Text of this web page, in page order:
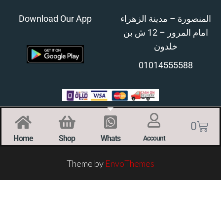
Download Our App
المنصورة – مدينة الزهراء
امام المرور – 12 ش بن
خلدون
01014555588
Home Shop Whats Account
0
Theme by EnvoThemes